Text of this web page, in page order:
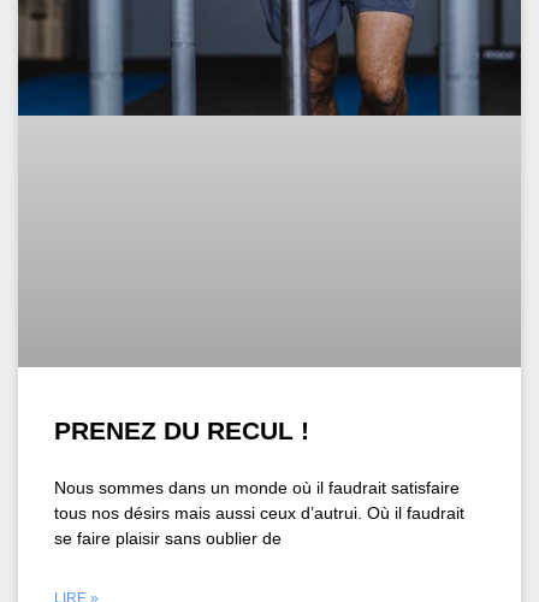
PRENEZ DU RECUL !
Nous sommes dans un monde où il faudrait satisfaire
tous nos désirs mais aussi ceux d’autrui. Où il faudrait
se faire plaisir sans oublier de
LIRE »